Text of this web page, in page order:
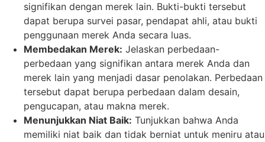
signifikan dengan merek lain. Bukti-bukti tersebut
dapat berupa survei pasar, pendapat ahli, atau bukti
penggunaan merek Anda secara luas.
Membedakan Merek: Jelaskan perbedaan-
perbedaan yang signifikan antara merek Anda dan
merek lain yang menjadi dasar penolakan. Perbedaan
tersebut dapat berupa perbedaan dalam desain,
pengucapan, atau makna merek.
Menunjukkan Niat Baik: Tunjukkan bahwa Anda
memiliki niat baik dan tidak berniat untuk meniru atau